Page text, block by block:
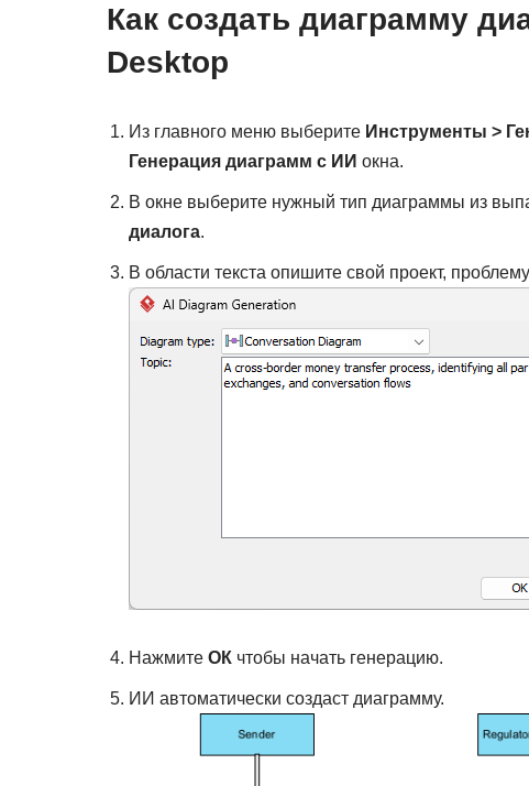
Как создать диаграмму
Desktop
Из главного меню выберите Инструменты >
Генерация диаграмм с ИИ окна.
В окне выберите нужный тип диаграммы из
диалога.
В области текста опишите свой проект,
Нажмите ОК чтобы начать генерацию.
ИИ автоматически создаст диаграмму.